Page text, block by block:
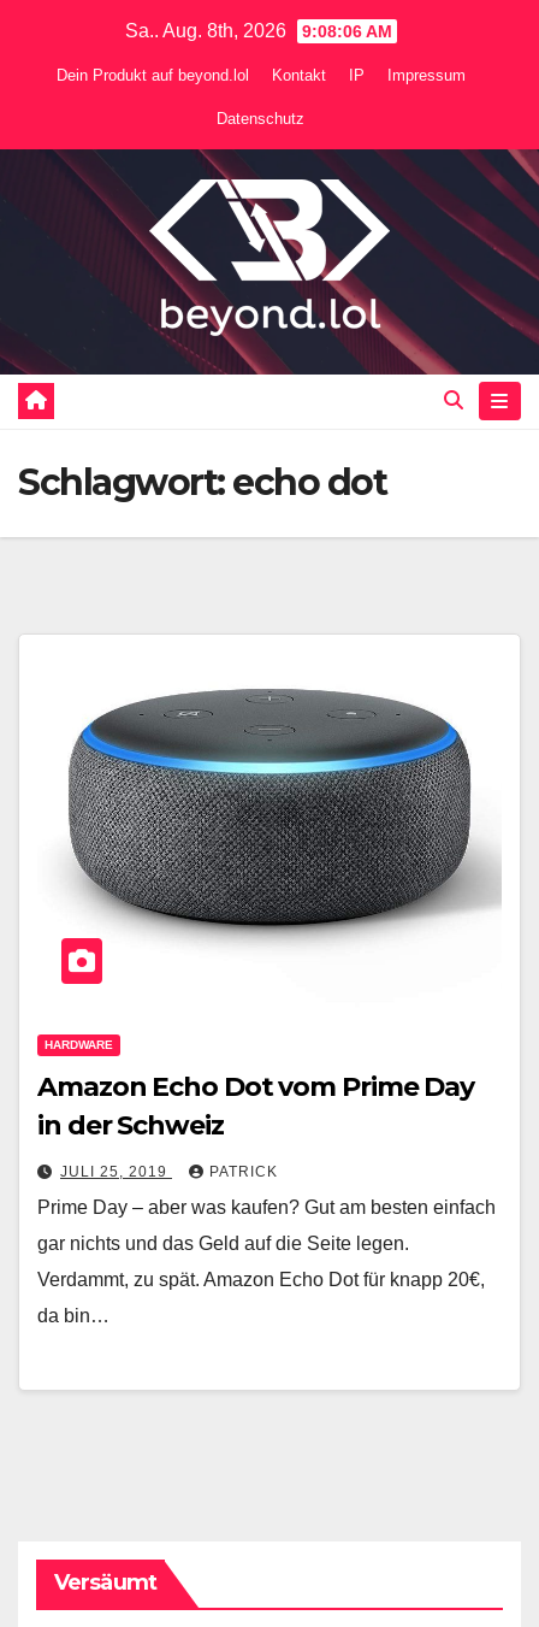
Sa.. Aug. 8th, 2026 9:08:06 AM
Dein Produkt auf beyond.lol Kontakt IP Impressum
Datenschutz
Schlagwort:echo dot
HARDWARE
Amazon Echo Dot vom Prime Day
in der Schweiz
JULI 25, 2019 PATRICK
Prime Day – aber was kaufen? Gut am besten einfach
gar nichts und das Geld auf die Seite legen.
Verdammt, zu spät. Amazon Echo Dot für knapp 20€,
da bin…
Versäumt